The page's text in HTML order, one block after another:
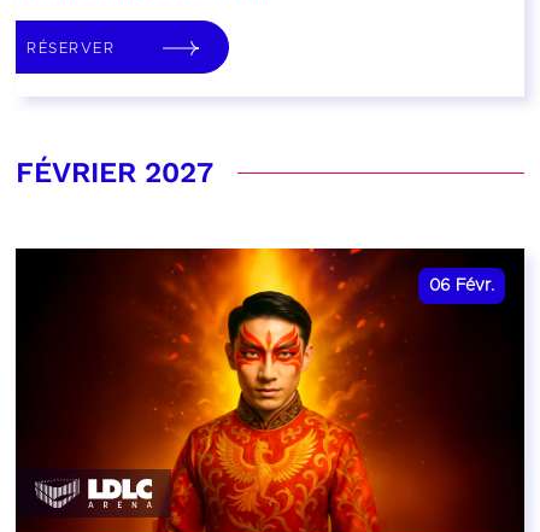
RÉSERVER
FÉVRIER 2027
06 Févr.